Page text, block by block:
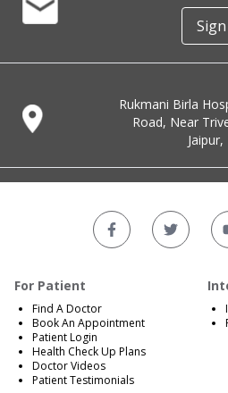
Rukmani Birla
Road, Near
Jaipur,
For Patient
Find A Doctor
Book An Appointment
Patient Login
Health Check Up Plans
Doctor Videos
Patient Testimonials